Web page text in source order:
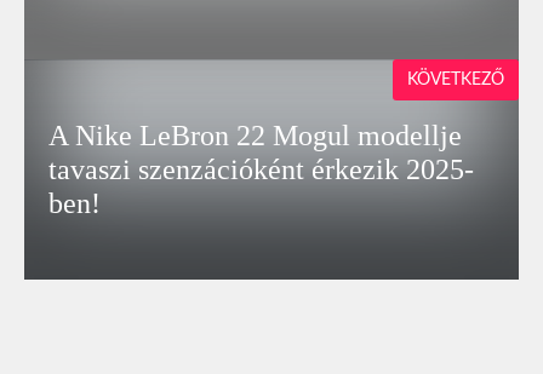
A Nike LeBron 22 Mogul modellje
tavaszi szenzációként érkezik 2025-
ben!
KÖVETKEZŐ